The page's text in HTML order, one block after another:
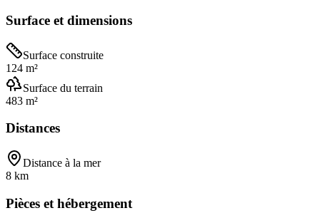
Surface et dimensions
Surface construite
124 m²
Surface du terrain
483 m²
Distances
Distance à la mer
8 km
Pièces et hébergement